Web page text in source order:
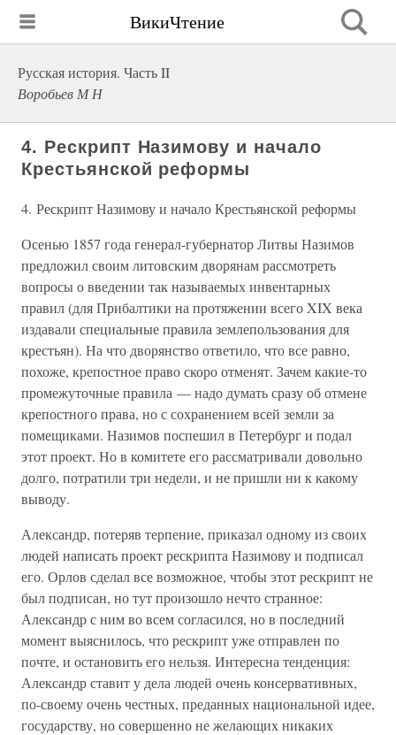
ВикиЧтение
Русская история. Часть II
Воробьев М Н
4. Рескрипт Назимову и начало
Крестьянской реформы
4. Рескрипт Назимову и начало Крестьянской реформы
Осенью 1857 года генерал-губернатор Литвы Назимов
предложил своим литовским дворянам рассмотреть
вопросы о введении так называемых инвентарных
правил (для Прибалтики на протяжении всего XIX века
издавали специальные правила землепользования для
крестьян). На что дворянство ответило, что все равно,
похоже, крепостное право скоро отменят. Зачем какие-то
промежуточные правила — надо думать сразу об отмене
крепостного права, но с сохранением всей земли за
помещиками. Назимов поспешил в Петербург и подал
этот проект. Но в комитете его рассматривали довольно
долго, потратили три недели, и не пришли ни к какому
выводу.
Александр, потеряв терпение, приказал одному из своих
людей написать проект рескрипта Назимову и подписал
его. Орлов сделал все возможное, чтобы этот рескрипт не
был подписан, но тут произошло нечто странное:
Александр с ним во всем согласился, но в последний
момент выяснилось, что рескрипт уже отправлен по
почте, и остановить его нельзя. Интересна тенденция:
Александр ставит у дела людей очень консервативных,
по-своему очень честных, преданных национальной идее,
государству, но совершенно не желающих никаких